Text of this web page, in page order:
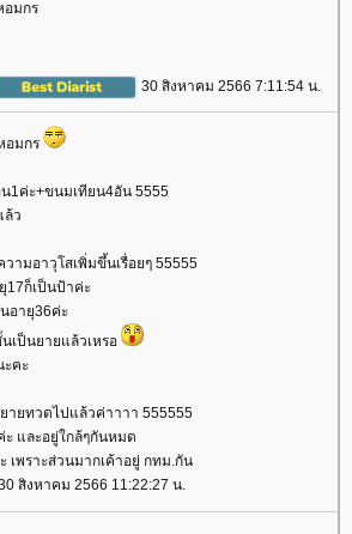
มกร
30 สิงหาคม 2566 7:11:54 น.
อมกร
1ค่ะ+ขนมเทียน4อัน 5555
ล้ว
ามอาวุโสเพิ่มขึ้นเรื่อยๆ 55555
17ก็เป็นป้าค่ะ
อายุ36ค่ะ
ป็นยายแล้วเหรอ
ะคะ
ยทวดไปแล้วค่าาาา 555555
และอยู่ใกล้ๆกันหมด
เพราะส่วนมากเค้าอยู่ กทม.กัน
สิงหาคม 2566 11:22:27 น.